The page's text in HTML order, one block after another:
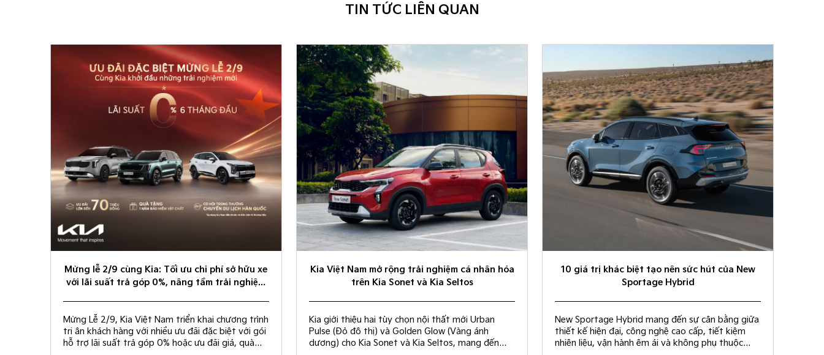
TIN TỨC LIÊN QUAN
Mừng lễ 2/9 cùng Kia: Tối ưu chi phí sở hữu xe
với lãi suất trả góp 0%, nâng tầm trải nghiệm
Mừng Lễ 2/9, Kia Việt Nam triển khai chương trình
tri ân khách hàng với nhiều ưu đãi đặc biệt với gói
hỗ trợ lãi suất trả góp 0% hoặc ưu đãi giá, quà
Kia Việt Nam mở rộng trải nghiệm cá nhân hóa
trên Kia Sonet và Kia Seltos
Kia giới thiệu hai tùy chọn nội thất mới Urban
Pulse (Đỏ đô thị) và Golden Glow (Vàng ánh
dương) cho Kia Sonet và Kia Seltos, mang đến
10 giá trị khác biệt tạo nên sức hút của New
Sportage Hybrid
New Sportage Hybrid mang đến sự cân bằng giữa
thiết kế hiện đại, công nghệ cao cấp, tiết kiệm
nhiên liệu, vận hành êm ái và không phụ thuộc